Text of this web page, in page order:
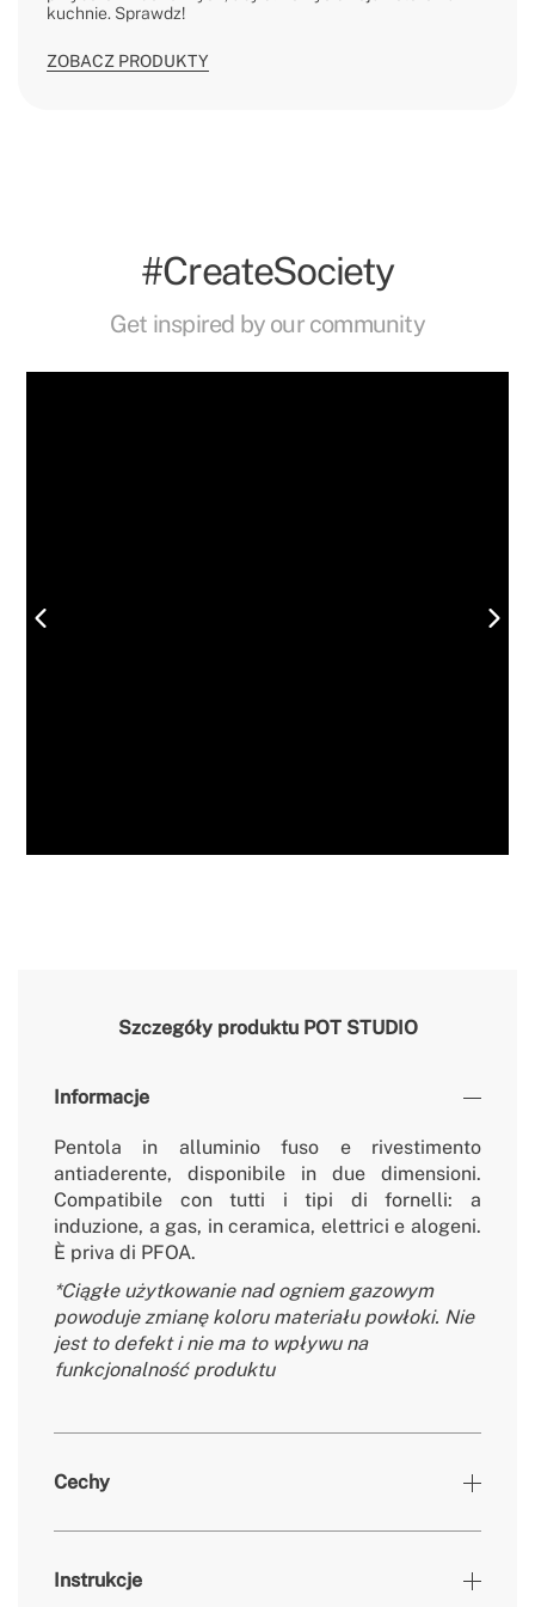
kuchnie. Sprawdz!
ZOBACZ PRODUKTY
#CreateSociety
Get inspired by our community
Szczegóły produktu POT STUDIO
Informacje
Pentola in alluminio fuso e rivestimento
antiaderente, disponibile in due dimensioni.
Compatibile con tutti i tipi di fornelli: a
induzione, a gas, in ceramica, elettrici e alogeni.
È priva di PFOA.
*Ciągłe użytkowanie nad ogniem gazowym
powoduje zmianę koloru materiału powłoki. Nie
jest to defekt i nie ma to wpływu na
funkcjonalność produktu
Cechy
Kolory
Instrukcje